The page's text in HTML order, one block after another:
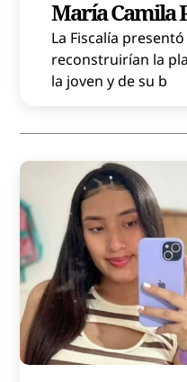
María Camila
La Fiscalía
reconstruirían la
la joven y de su b